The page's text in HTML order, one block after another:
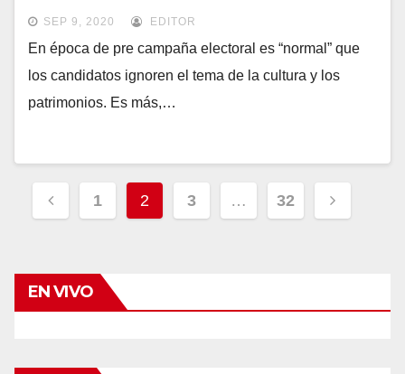
SEP 9, 2020 EDITOR
En época de pre campaña electoral es “normal” que
los candidatos ignoren el tema de la cultura y los
patrimonios. Es más,…
Navegación
de
1 2 3 … 32
EN VIVO